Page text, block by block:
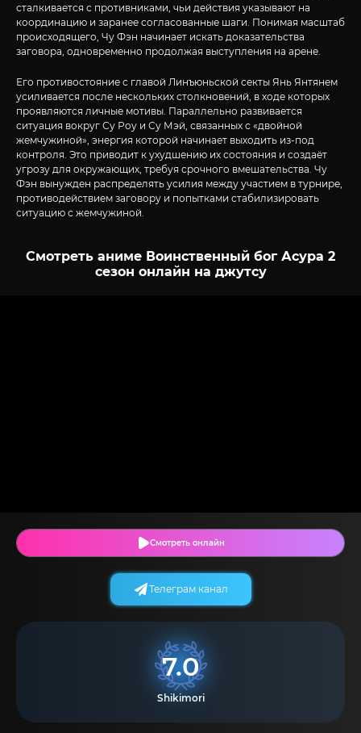
сталкивается с противниками, чьи действия указывают на
координацию и заранее согласованные шаги. Понимая масштаб
происходящего, Чу Фэн начинает искать доказательства
заговора, одновременно продолжая выступления на арене.
Его противостояние с главой Линъюньской секты Янь Янтянем
усиливается после нескольких столкновений, в ходе которых
проявляются личные мотивы. Параллельно развивается
ситуация вокруг Су Роу и Су Мэй, связанных с «двойной
жемчужиной», энергия которой начинает выходить из-под
контроля. Это приводит к ухудшению их состояния и создаёт
угрозу для окружающих, требуя срочного вмешательства. Чу
Фэн вынужден распределять усилия между участием в турнире,
противодействием заговору и попытками стабилизировать
ситуацию с жемчужиной.
Смотреть аниме Воинственный бог Асура 2
сезон онлайн на джутсу
Смотреть онлайн
7.0
Shikimori
Телеграм канал